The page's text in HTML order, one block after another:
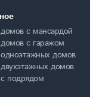
с мансардой
с гаражом
домов
домов
подрядом